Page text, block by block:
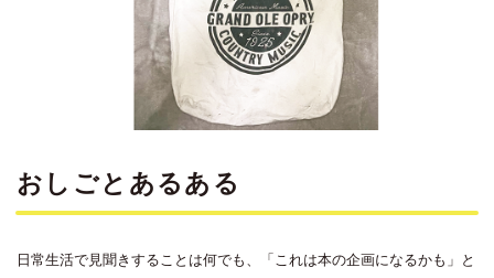
おしごとあるある
日常生活で見聞きすることは何でも、「これは本の企画になるかも」と